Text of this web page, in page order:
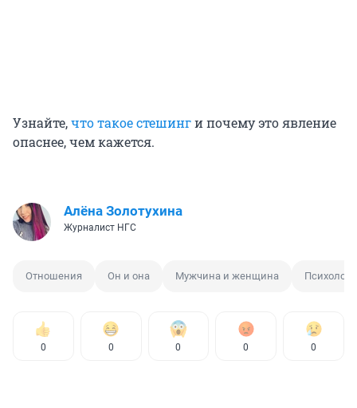
Узнайте,что такое стешинги почему это явление
опаснее, чем кажется.
Алёна Золотухина
Журналист НГС
Отношения Он и она Мужчина и женщина
0 0 0 0 0